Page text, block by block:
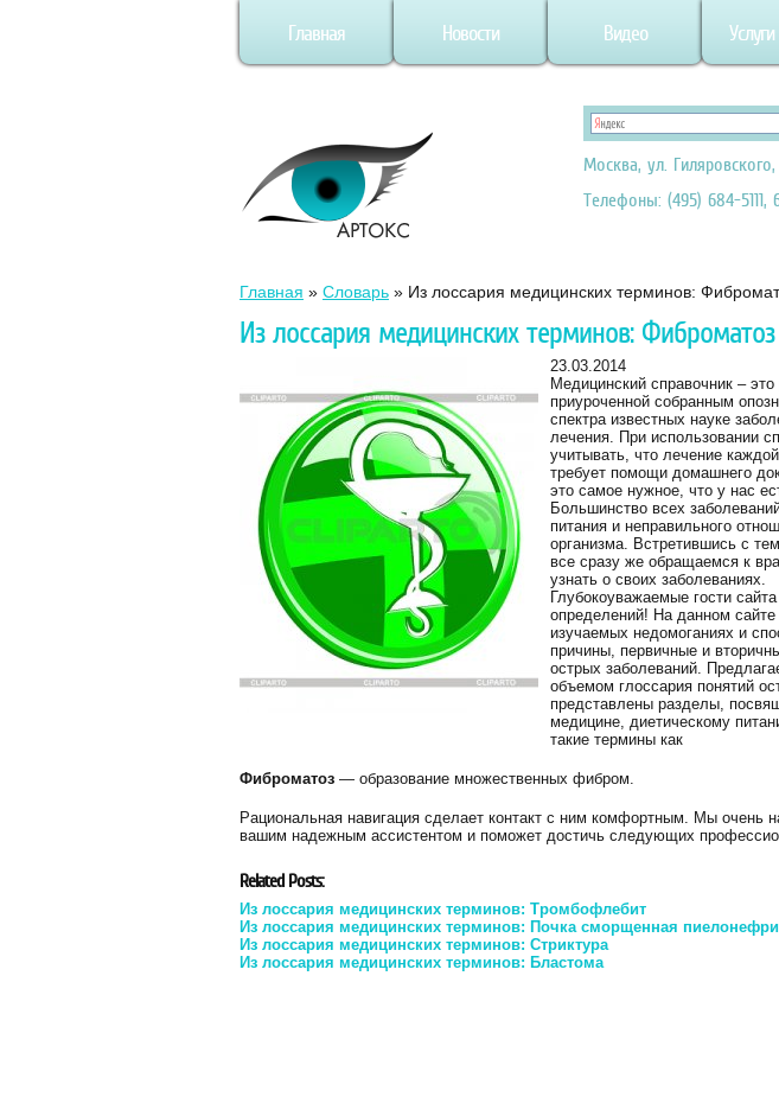
Главная Новости Видео
Москва, ул.
Телефоны: (495) 684-5111,
Главная » Словарь » Из лоссария медицинских терминов:
Из лоссария медицинских терминов: Фиброматоз
23.03.2014
Медицинский справочник –
приуроченной собранным
спектра известных науке
лечения. При использовании
учитывать, что лечение
требует помощи домашнего
это самое нужное, что у нас
Большинство всех
питания и неправильного
организма. Встретившись c
все сразу же обращаемся к
узнать о своих заболеваниях.
Глубокоуважаемые гости
определений! На данном
изучаемых недомоганиях и
причины, первичные и
острых заболеваний.
объемом глоссария понятий
представлены разделы,
медицине, диетическому
такие термины как
Фиброматоз — образование множественных фибром.
Рациональная навигация сделает контакт с ним комфортным. Мы очень
вашим надежным ассистентом и поможет достичь следующих
Related Posts:
Из лоссария медицинских терминов: Тромбофлебит
Из лоссария медицинских терминов: Почка сморщенная
Из лоссария медицинских терминов: Стриктура
Из лоссария медицинских терминов: Бластома